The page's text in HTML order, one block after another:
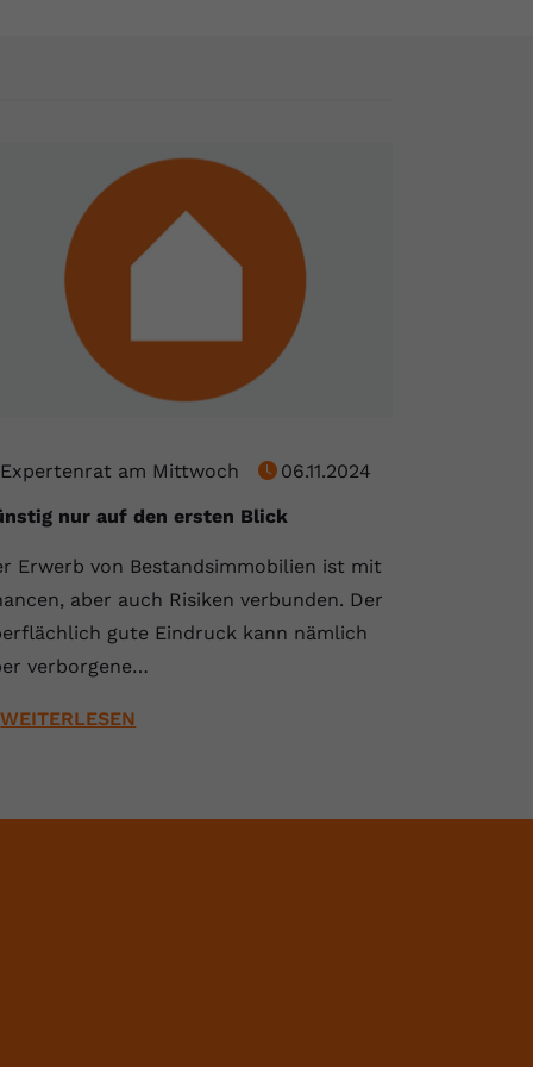
Expertenrat am Mittwoch
06.11.2024
nur auf den ersten Blick
Erwerb von Bestandsimmobilien ist mit
aber auch Risiken verbunden. Der
gute Eindruck kann nämlich
verborgene…
WEITERLESEN